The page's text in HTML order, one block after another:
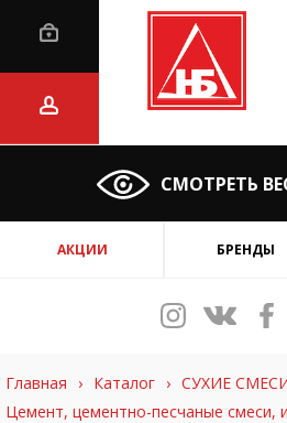
СМОТРЕТЬ
АКЦИИ БРЕНДЫ
Главная › Каталог › СУХИЕ
Цемент, цементно-песчаные смеси,